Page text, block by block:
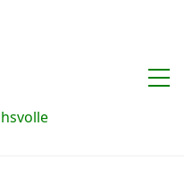
Deutschland und